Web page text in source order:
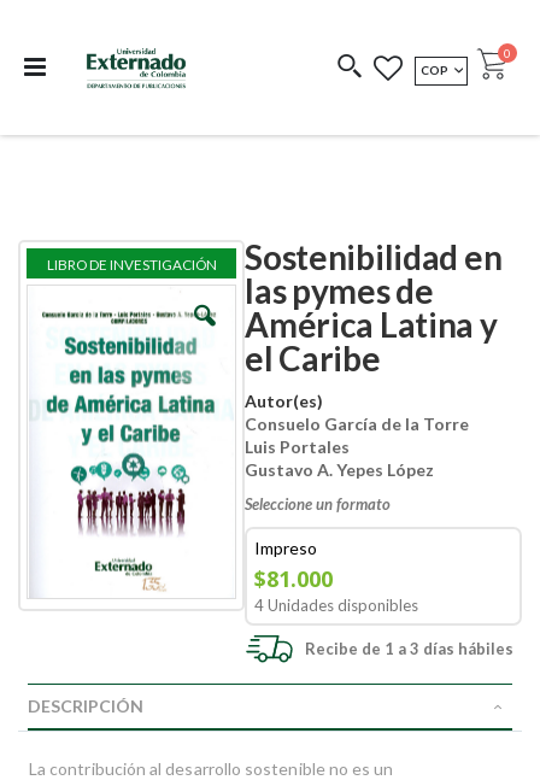
COEDICIONES REDIMIR CÓDIGO
MONEDA
COP Cart
0
Sostenibilidad en
las pymes de
América Latina y
el Caribe
Autor(es)
Consuelo García de la Torre
Luis Portales
Gustavo A. Yepes López
Seleccione un formato
Impreso
$81.000
4 Unidades disponibles
Recibe de 1 a 3 días hábiles
Skip
end
gallery
Skip
beginning
gallery
LIBRO DE INVESTIGACIÓN
DESCRIPCIÓN
La contribución al desarrollo sostenible no es un